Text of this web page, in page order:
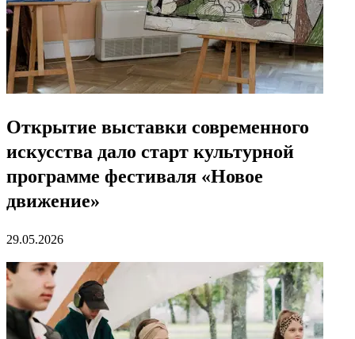
Открытие выставки современного
искусства дало старт культурной
программе фестиваля «Новое
движение»
29.05.2026